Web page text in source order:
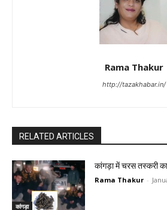
Rama Thakur
http://tazakhabar.in/
RELATED ARTICLES
कांगड़ा
कांगड़ा में चरस तस्करी
Rama Thakur -